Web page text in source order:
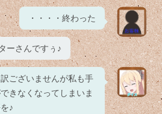
・・・・終わった
ーさんですぅ♪
ございませんが私も手
きなくなってしまいま
♪